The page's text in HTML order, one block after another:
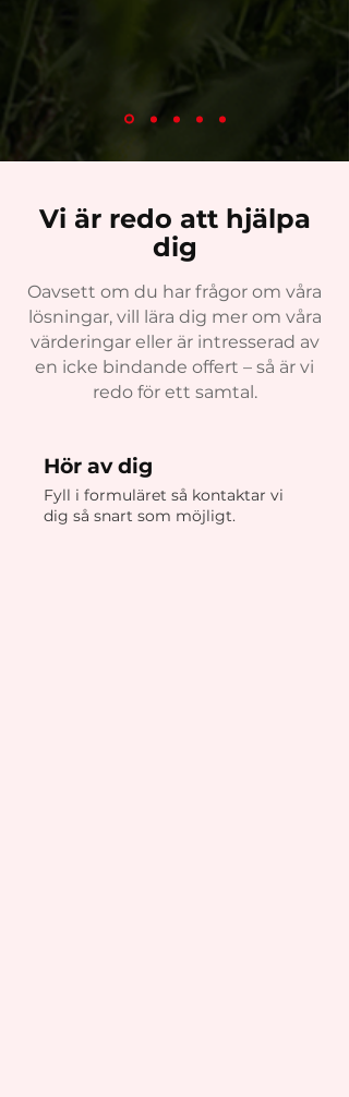
Vi är redo att hjälpa
dig
Oavsett om du har frågor om våra
lösningar, vill lära dig mer om våra
värderingar eller är intresserad av
en icke bindande offert – så är vi
redo för ett samtal.
Hör av dig
Fyll i formuläret så kontaktar vi
dig så snart som möjligt.